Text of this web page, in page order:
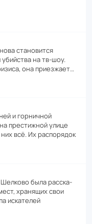
стано­вится
на тв-шоу.
она приезжает…
и горни­чной
прес­ти­жной улице
всё. Их распо­рядок
была расска­
хранящих свои
иска­телей